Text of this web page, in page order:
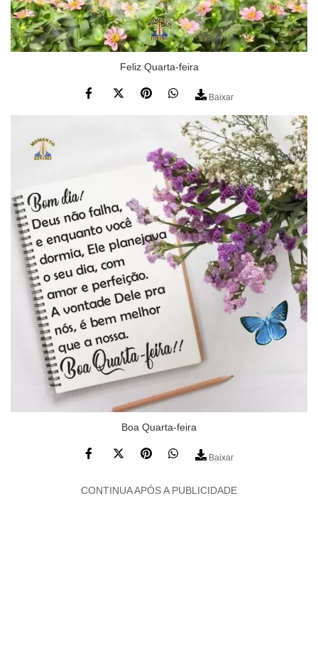
Feliz Quarta-feira
Baixar
Boa Quarta-feira
Baixar
CONTINUA APÓS A PUBLICIDADE